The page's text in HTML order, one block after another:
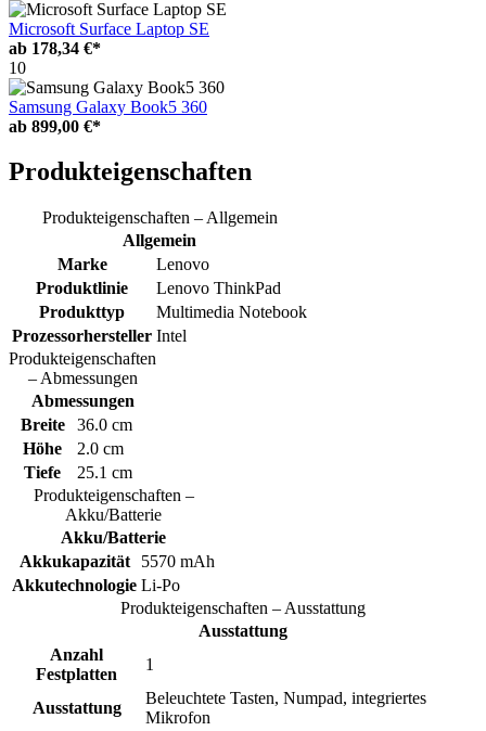
Microsoft Surface Laptop SE
ab 178,34 €*
10
Samsung Galaxy Book5 360
ab 899,00 €*
Produkteigenschaften
Produkteigenschaften – Allgemein
Allgemein
Marke
Lenovo
Produktlinie
Lenovo ThinkPad
Produkttyp
Multimedia Notebook
Prozessorhersteller Intel
Produkteigenschaften
– Abmessungen
Abmessungen
Breite
36.0 cm
Höhe
2.0 cm
Tiefe
25.1 cm
Produkteigenschaften –
Akku/Batterie
Akku/Batterie
Akkukapazität
5570 mAh
Akkutechnologie Li-Po
Produkteigenschaften – Ausstattung
Ausstattung
Anzahl
Festplatten
1
Ausstattung
Beleuchtete Tasten, Numpad, integriertes
Mikrofon